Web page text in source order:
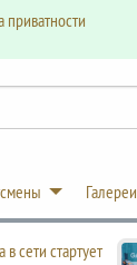
приватности
Галереи
в сети стартует